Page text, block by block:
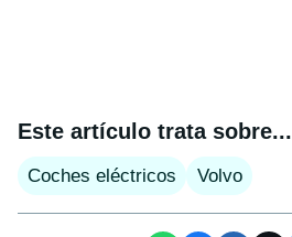
Este artículo trata sobre...
Coches eléctricos Volvo